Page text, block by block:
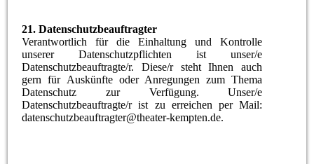
21. Datenschutzbeauftragter
Verantwortlich für die Einhaltung und Kontrolle
unserer Datenschutzpflichten ist unser/e
Datenschutzbeauftragte/r. Diese/r steht Ihnen auch
gern für Auskünfte oder Anregungen zum Thema
Datenschutz zur Verfügung. Unser/e
Datenschutzbeauftragte/r ist zu erreichen per Mail:
datenschutzbeauftragter@theater-kempten.de.